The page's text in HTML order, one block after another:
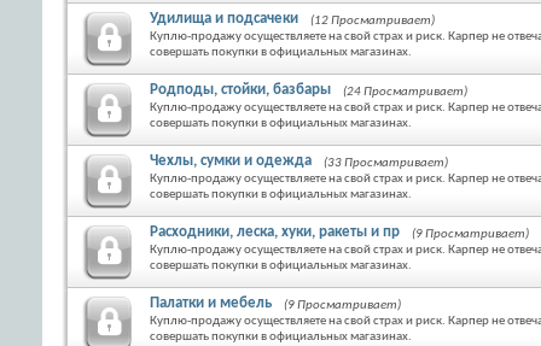
Удилища и подсачеки
(12 Просматривает)
Куплю-продажу осуществляете на свой страх и риск. Карпер не
совершать покупки в официальных магазинах.
Родподы, стойки, базбары
(24 Просматривает)
Куплю-продажу осуществляете на свой страх и риск. Карпер не
совершать покупки в официальных магазинах.
Чехлы, сумки и одежда
(33 Просматривает)
Куплю-продажу осуществляете на свой страх и риск. Карпер не
совершать покупки в официальных магазинах.
Расходники, леска, хуки, ракеты и пр
(9 Просматривает)
Куплю-продажу осуществляете на свой страх и риск. Карпер не
совершать покупки в официальных магазинах.
Палатки и мебель
(9 Просматривает)
Куплю-продажу осуществляете на свой страх и риск. Карпер не
совершать покупки в официальных магазинах.